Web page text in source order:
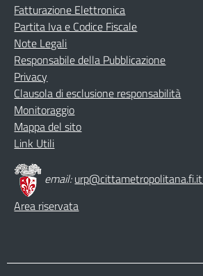
Fatturazione Elettronica
Partita Iva e Codice Fiscale
Note Legali
Responsabile della Pubblicazione
Privacy
Clausola di esclusione responsabilità
Monitoraggio
Mappa del sito
Link Utili
email:urp@cittametropolitana.fi.it
Area riservata